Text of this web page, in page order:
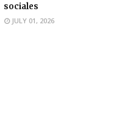
sociales
JULY 01, 2026